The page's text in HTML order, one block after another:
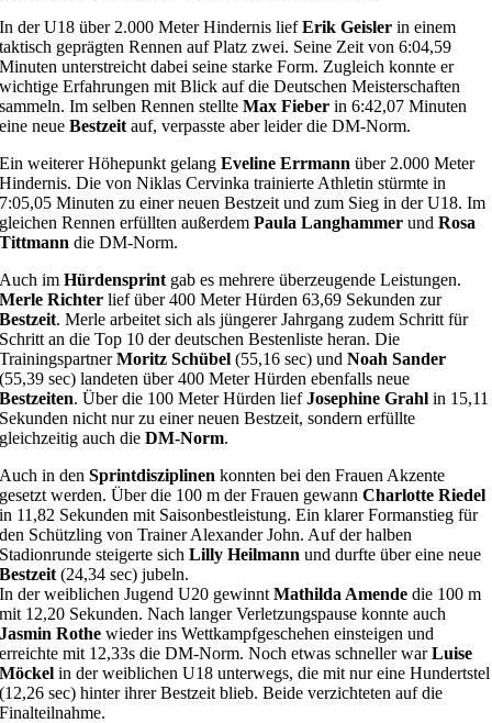
In der U18 über 2.000 Meter Hindernis liefErik Geisler in einem
taktisch geprägten Rennen auf Platz zwei. Seine Zeit von 6:04,59
Minuten unterstreicht dabei seine starke Form. Zugleich konnte er
wichtige Erfahrungen mit Blick auf die Deutschen Meisterschaften
sammeln. Im selben Rennen stellteMax Fieber in 6:42,07 Minuten
eine neueBestzeit auf, verpasste aber leider die DM-Norm.
Ein weiterer Höhepunkt gelangEveline Errmann über 2.000 Meter
Hindernis. Die von Niklas Cervinka trainierte Athletin stürmte in
7:05,05 Minuten zu einer neuen Bestzeit und zum Sieg in der U18. Im
gleichen Rennen erfüllten außerdemPaula Langhammer undRosa
Tittmann die DM-Norm.
Auch imHürdensprint gab es mehrere überzeugende Leistungen.
Merle Richter lief über 400 Meter Hürden 63,69 Sekunden zur
Bestzeit. Merle arbeitet sich als jüngerer Jahrgang zudem Schritt für
Schritt an die Top 10 der deutschen Bestenliste heran. Die
TrainingspartnerMoritz Schübel (55,16 sec) undNoah Sander
(55,39 sec) landeten über 400 Meter Hürden ebenfalls neue
Bestzeiten. Über die 100 Meter Hürden liefJosephine Grahl in 15,11
Sekunden nicht nur zu einer neuen Bestzeit, sondern erfüllte
gleichzeitig auch dieDM-Norm.
Auch in denSprintdisziplinen konnten bei den Frauen Akzente
gesetzt werden. Über die 100 m der Frauen gewannCharlotte Riedel
in 11,82 Sekunden mit Saisonbestleistung. Ein klarer Formanstieg für
den Schützling von Trainer Alexander John. Auf der halben
Stadionrunde steigerte sichLilly Heilmann und durfte über eine neue
Bestzeit (24,34 sec) jubeln.
In der weiblichen Jugend U20 gewinntMathilda Amende die 100 m
mit 12,20 Sekunden.Nach langer Verletzungspause konnte auch
Jasmin Rothe wieder ins Wettkampfgeschehen einsteigen und
erreichte mit 12,33s die DM-Norm. Noch etwas schneller warLuise
Möckel in der weiblichen U18 unterwegs, die mit nur eine Hundertstel
(12,26 sec) hinter ihrer Bestzeit blieb. Beide verzichteten auf die
Finalteilnahme.